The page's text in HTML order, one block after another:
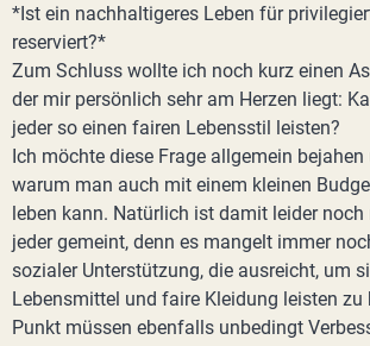
*Ist ein nachhaltigeres Leben für
reserviert?*
Zum Schluss wollte ich noch kurz einen
der mir persönlich sehr am Herzen liegt:
jeder so einen fairen Lebensstil leisten?
Ich möchte diese Frage allgemein bejahen
warum man auch mit einem kleinen
leben kann. Natürlich ist damit leider
jeder gemeint, denn es mangelt immer
sozialer Unterstützung, die ausreicht, um
Lebensmittel und faire Kleidung leisten zu
Punkt müssen ebenfalls unbedingt